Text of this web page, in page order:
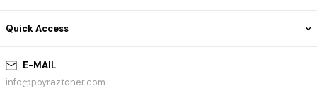
E-MAIL
info@poyraztoner.com
Quick Access